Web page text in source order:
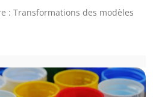
: Transformations des modèles